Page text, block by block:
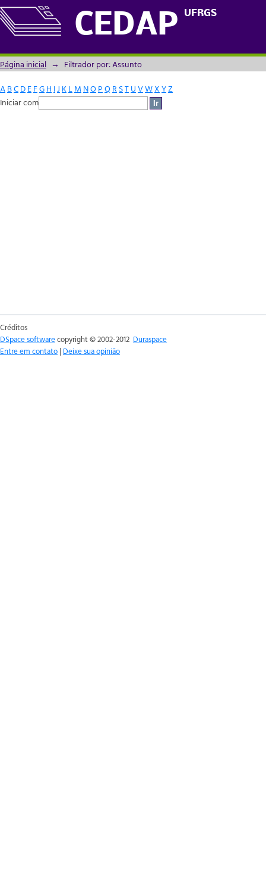
CEDAP UFRGS
Filtrador por: Assunto
Página inicial → Filtrador por: Assunto
ABCDEFGH IJ KLM NOPQRSTUVWXYZ
Iniciar com
Créditos
DSpace softwarecopyright © 2002-2012 Duraspace
Entre em contato | Deixe sua opinião